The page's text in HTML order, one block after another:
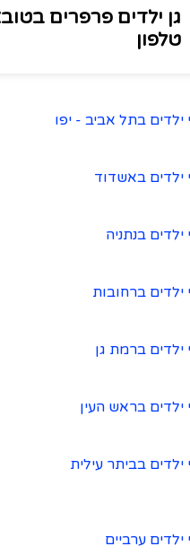
גן ילדים פרפרים
טלפון
ילדים בתל אביב - יפו
ילדים באשדוד
ילדים בנתניה
ילדים ברחובות
ילדים ברמת גן
ילדים בראש העין
ילדים בביתר עילית
ילדים ערביים